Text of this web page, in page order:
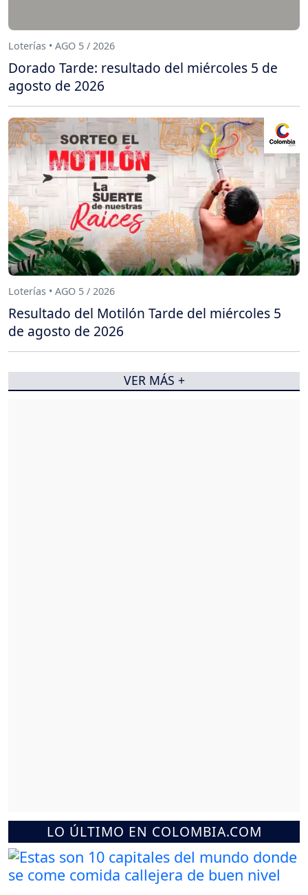
LO ÚLTIMO EN COLOMBIA.COM
Loterías • AGO 5 / 2026
Dorado Tarde: resultado del miércoles 5 de
agosto de 2026
Loterías • AGO 5 / 2026
Resultado del Motilón Tarde del miércoles 5
de agosto de 2026
VER MÁS +